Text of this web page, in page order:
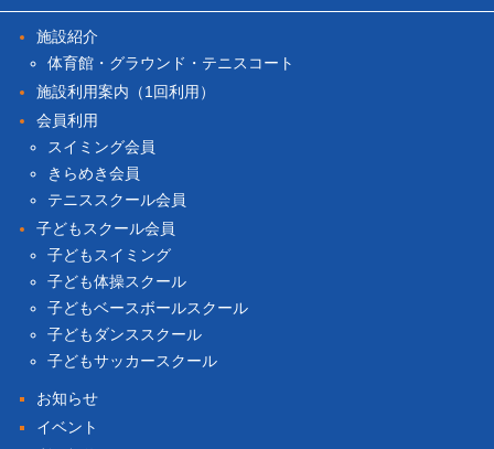
施設紹介
体育館・グラウンド・テニスコート
施設利用案内（1回利用）
会員利用
スイミング会員
きらめき会員
テニススクール会員
子どもスクール会員
子どもスイミング
子ども体操スクール
子どもベースボールスクール
子どもダンススクール
子どもサッカースクール
お知らせ
イベント